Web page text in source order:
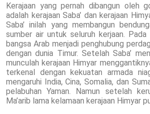
Kerajaan yang pernah dibangun oleh
adalah kerajaan Saba’ dan kerajaan
Saba’ inilah yang membangun
sumber air untuk seluruh kerjaan. Pada
bangsa Arab menjadi penghubung
dengan dunia Timur. Setelah Saba’
munculah kerajaan Himyar
terkenal dengan kekuatan armada
mengaruhi India, Cina, Somalia, dan
pelabuhan Yaman. Namun setelah
Ma’arib lama kelamaan kerajaan Himyar